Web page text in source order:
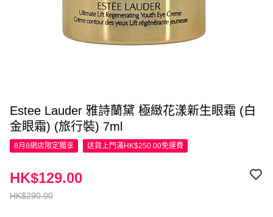
Estee Lauder 雅詩蘭黛 極緻花漾新生眼霜 (白
金眼霜) (旅行裝) 7ml
8月8網店限定獨享 送貨上門滿HK$250.00免運費
HK$290.00
HK$129.00